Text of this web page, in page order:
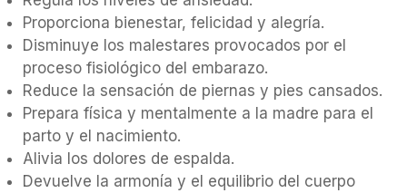
Proporciona bienestar, felicidad y alegría.
Disminuye los malestares provocados por el
proceso fisiológico del embarazo.
Reduce la sensación de piernas y pies cansados.
Prepara física y mentalmente a la madre para el
parto y el nacimiento.
Alivia los dolores de espalda.
Devuelve la armonía y el equilibrio del cuerpo